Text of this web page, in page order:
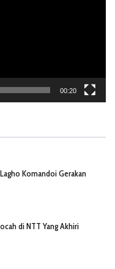
00:20
Komandoi Gerakan
di NTT Yang Akhiri